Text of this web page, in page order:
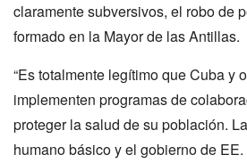
claramente subversivos, el robo de
formado en la Mayor de las Antillas.
“Es totalmente legítimo que Cuba y
implementen programas de
proteger la salud de su población.
humano básico y el gobierno de